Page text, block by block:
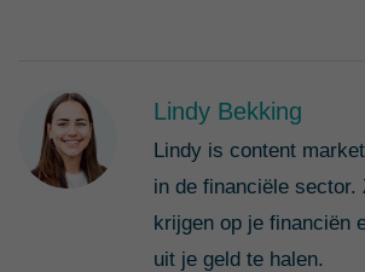
Lindy Bekking
Lindy is content
in de financiële sector.
krijgen op je financiën
uit je geld te halen.